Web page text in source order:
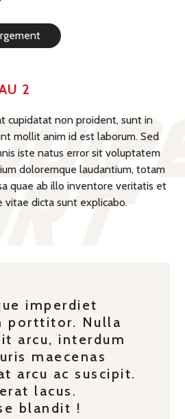
2
cupidatat non proident, sunt in
mollit anim id est laborum. Sed
iste natus error sit voluptatem
doloremque laudantium, totam
quae ab illo inventore veritatis et
vitae dicta sunt explicabo.
imperdiet
porttitor. Nulla
arcu, interdum
maecenas
arcu ac suscipit.
lacus.
blandit !